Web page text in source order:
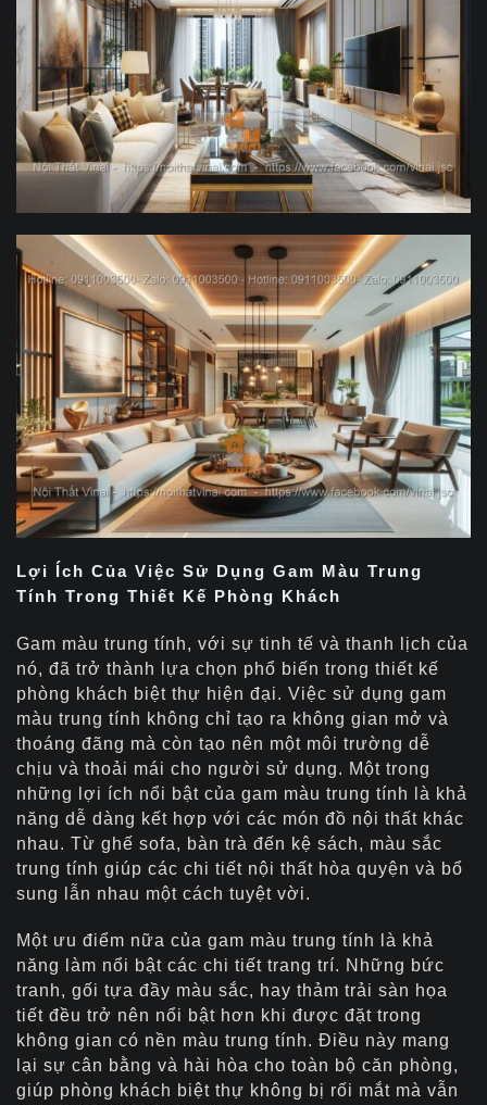
Lợi Ích Của Việc Sử Dụng Gam Màu Trung
Tính Trong Thiết Kế Phòng Khách
Gam màu trung tính, với sự tinh tế và thanh lịch của
nó, đã trở thành lựa chọn phổ biến trong thiết kế
phòng khách biệt thự hiện đại. Việc sử dụng gam
màu trung tính không chỉ tạo ra không gian mở và
thoáng đãng mà còn tạo nên một môi trường dễ
chịu và thoải mái cho người sử dụng. Một trong
những lợi ích nổi bật của gam màu trung tính là khả
năng dễ dàng kết hợp với các món đồ nội thất khác
nhau. Từ ghế sofa, bàn trà đến kệ sách, màu sắc
trung tính giúp các chi tiết nội thất hòa quyện và bổ
sung lẫn nhau một cách tuyệt vời.
Một ưu điểm nữa của gam màu trung tính là khả
năng làm nổi bật các chi tiết trang trí. Những bức
tranh, gối tựa đầy màu sắc, hay thảm trải sàn họa
tiết đều trở nên nổi bật hơn khi được đặt trong
không gian có nền màu trung tính. Điều này mang
lại sự cân bằng và hài hòa cho toàn bộ căn phòng,
giúp phòng khách biệt thự không bị rối mắt mà vẫn